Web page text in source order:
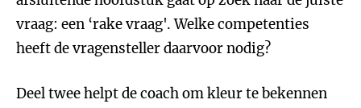
vraag: een ‘rake vraag'. Welke competenties
heeft de vragensteller daarvoor nodig?
Deel twee helpt de coach om kleur te bekennen